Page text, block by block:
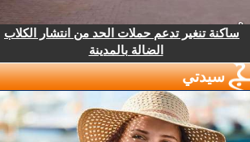
ساكنة تنغير تدعم حملات الحد من انتشار الكلاب
الضالة بالمدينة
سيدتي